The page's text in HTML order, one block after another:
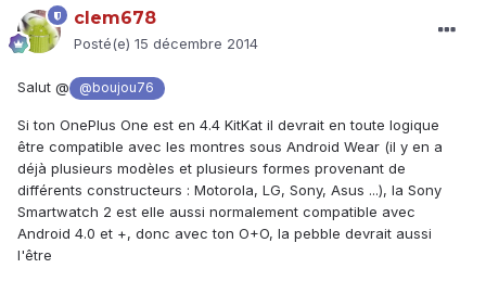
clem678
Posté(e) 15 décembre 2014
Salut @ @boujou76
Si ton OnePlus One est en 4.4 KitKat il devrait en toute logique
être compatible avec les montres sous Android Wear (il y en a
déjà plusieurs modèles et plusieurs formes provenant de
différents constructeurs : Motorola, LG, Sony, Asus ...), la Sony
Smartwatch 2 est elle aussi normalement compatible avec
Android 4.0 et +, donc avec ton O+O, la pebble devrait aussi
l'être